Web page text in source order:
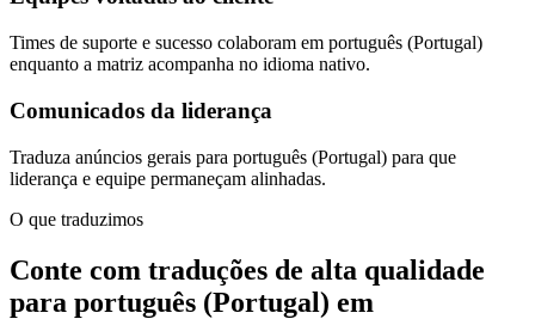
Times de suporte e sucesso colaboram em português (Portugal)
enquanto a matriz acompanha no idioma nativo.
Comunicados da liderança
Traduza anúncios gerais para português (Portugal) para que
liderança e equipe permaneçam alinhadas.
O que traduzimos
Conte com traduções de alta qualidade
para português (Portugal) em